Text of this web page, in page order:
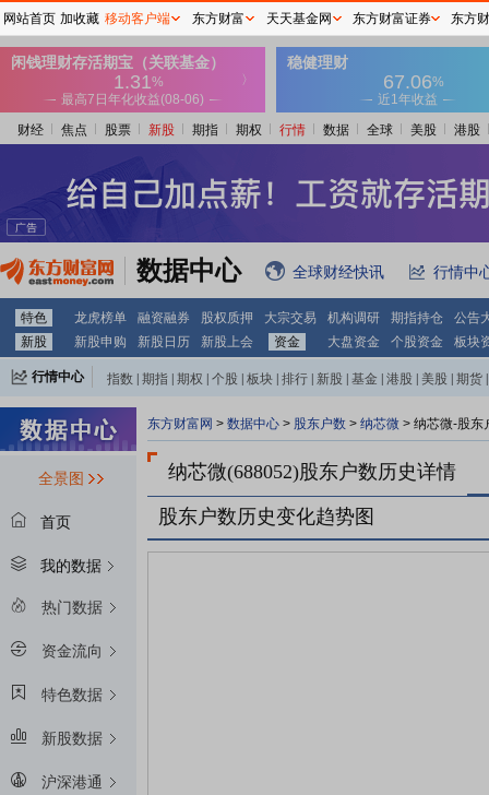
财经 焦点 股票 新股 期指 期权 行情 数据 全球 美股 港股
数据中心 全球财经快讯 行情中
特色 龙虎榜单 融资融券 股权质押 大宗交易 机构调研 期指持仓
公告
新股
新股申购 新股日历 新股上会 资金 大盘资金 个股资金 板块
行情中心 指数 期指 期权 个股 板块 排行 新股 基金 港股 美股 期货
全景图
首页
我的数据
热门数据
资金流向
特色数据
新股数据
沪深港通
东方财富网 > 数据中心 > 股东户数 > 纳芯微 > 纳芯微-股东
纳芯微(688052)股东户数历史详情
股东户数历史变化趋势图
网站首页 加收藏 移动客户端 东方财富 天天基金网 东方财富证券 东方